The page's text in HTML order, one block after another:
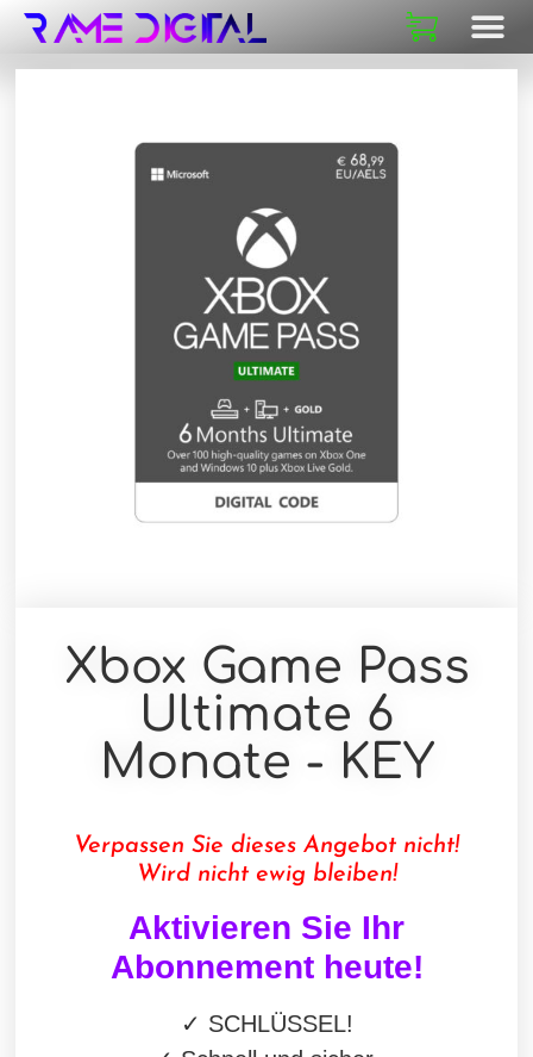
Xbox Game Pass
Ultimate 6
Monate - KEY
Verpassen Sie dieses Angebot nicht!
Wird nicht ewig bleiben!
Aktivieren Sie Ihr
Abonnement heute!
✓ SCHLÜSSEL!